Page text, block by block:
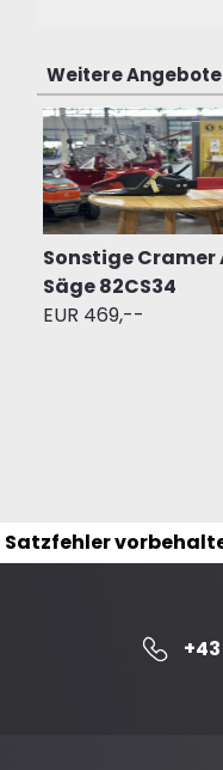
Weitere
Sonstige Cramer
Säge 82CS34
EUR 469,--
Satzfehler